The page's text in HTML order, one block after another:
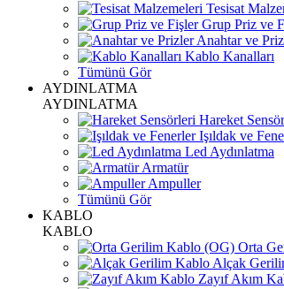
Tesisat
Grup Priz ve
Anahtar ve
Kablo Kanalları
Tümünü Gör
AYDINLATMA
AYDINLATMA
Hareket
Işıldak ve
Led Aydınlatma
Armatür
Ampuller
Tümünü Gör
KABLO
KABLO
Orta
Alçak
Zayıf Akım